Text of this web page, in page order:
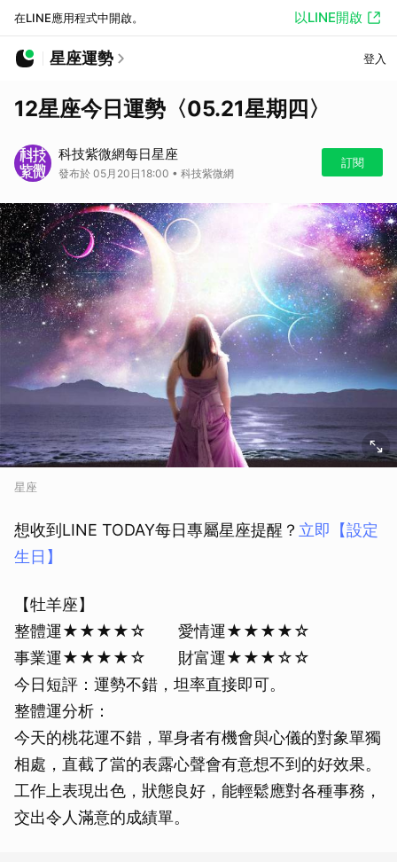
在LINE應用程式中開啟。 以LINE開啟
星座運勢 登入
12星座今日運勢〈05.21星期四〉
科技紫微網每日星座
發布於 05月20日18:00 • 科技紫微網
訂閱
星座
想收到LINE TODAY每日專屬星座提醒？ 立即【設定
生日】
【牡羊座】
整體運★★★★☆ 愛情運★★★★☆
事業運★★★★☆ 財富運★★★☆☆
今日短評：運勢不錯，坦率直接即可。
整體運分析：
今天的桃花運不錯，單身者有機會與心儀的對象單獨
相處，直截了當的表露心聲會有意想不到的好效果。
工作上表現出色，狀態良好，能輕鬆應對各種事務，
交出令人滿意的成績單。